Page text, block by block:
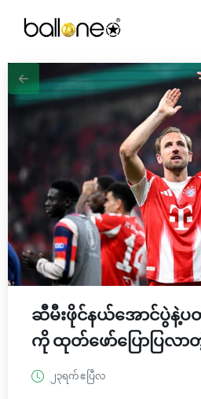
ဆီမီးဖိုင်နယ်အောင်ပွဲနဲ့
ကို ထုတ်ဖော်ပြောပြလ
၂၃ရက် ဧပြီလ